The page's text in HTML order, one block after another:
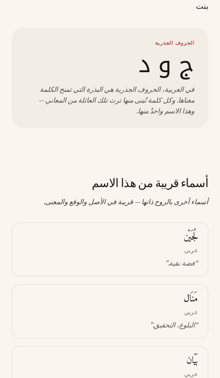
بنت
الحروف الجذرية
ج و د
في العربية، الحروف الجذرية هي البذرة التي تمنح الكلمة
معناها. وكل كلمة تُبنى منها ترث تلك العائلة من المعاني —
وهذا الاسم واحدٌ منها.
أسماء قريبة من هذا الاسم
أسماء أخرى بالروح ذاتها — قريبة في الأصل والوقع والمعنى.
لُجَيْن
عربي
“فضة نقية.”
مَنَال
عربي
“البلوغ، التحقيق.”
بَيَان
عربي